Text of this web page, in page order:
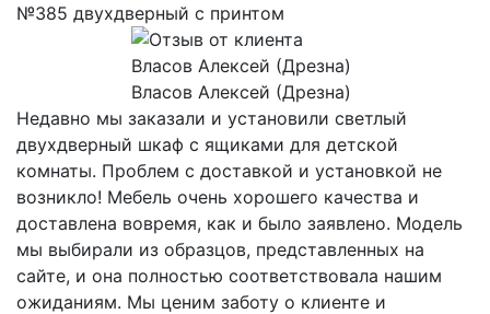
№385 двухдверный с принтом
Власов Алексей (Дрезна)
Недавно мы заказали и установили светлый
двухдверный шкаф с ящиками для детской
комнаты. Проблем с доставкой и установкой не
возникло! Мебель очень хорошего качества и
доставлена вовремя, как и было заявлено. Модель
мы выбирали из образцов, представленных на
сайте, и она полностью соответствовала нашим
ожиданиям. Мы ценим заботу о клиенте и